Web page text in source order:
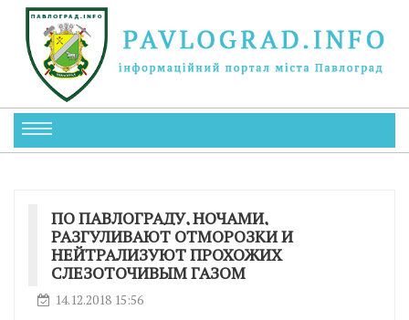
ПО ПАВЛОГРАДУ, НОЧАМИ,
РАЗГУЛИВАЮТ ОТМОРОЗКИ И
НЕЙТРАЛИЗУЮТ ПРОХОЖИХ
СЛЕЗОТОЧИВЫМ ГАЗОМ
14.12.2018 15:56